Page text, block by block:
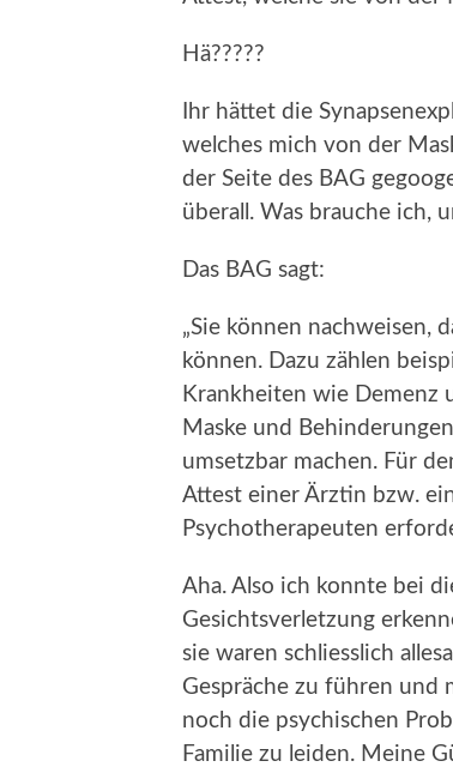
Hä?????
Ihr hättet die
welches mich von der
der Seite des BAG
überall. Was brauche ich,
Das BAG sagt:
„Sie können nachweisen,
können. Dazu zählen
Krankheiten wie Demenz
Maske und
umsetzbar machen. Für
Attest einer Ärztin bzw.
Psychotherapeuten
Aha. Also ich konnte bei
Gesichtsverletzung
sie waren schliesslich
Gespräche zu führen und
noch die psychischen
Familie zu leiden. Meine